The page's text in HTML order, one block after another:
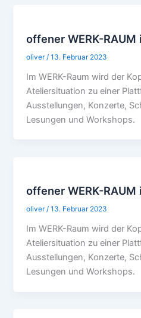
offener WERK-RAUM
oliver /13. Februar 2023
Im WERK-Raum wird der
Ateliersituation zu einer
Ausstellungen, Konzerte,
Lesungen und Workshops.
offener WERK-RAUM
oliver/13. Februar 2023
Im WERK-Raum wird der
Ateliersituation zu einer
Ausstellungen, Konzerte,
Lesungen und Workshops.